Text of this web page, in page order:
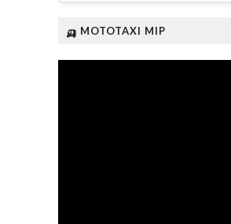
🛺 MOTOTAXI MIP